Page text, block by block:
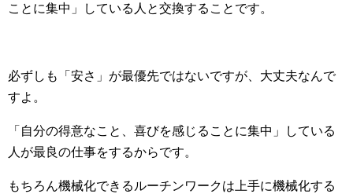
ことに集中」している人と交換することです。
必ずしも「安さ」が最優先ではないですが、大丈夫なんで
すよ。
「自分の得意なこと、喜びを感じることに集中」している
人が最良の仕事をするからです。
もちろん機械化できるルーチンワークは上手に機械化する